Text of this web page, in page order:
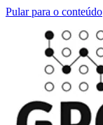
Pular para o conteúdo